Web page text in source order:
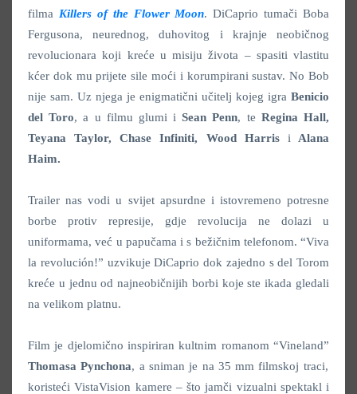
filma Killers of the Flower Moon. DiCaprio tumači Boba
Fergusona, neurednog, duhovitog i krajnje neobičnog
revolucionara koji kreće u misiju života – spasiti vlastitu
kćer dok mu prijete sile moći i korumpirani sustav. No Bob
nije sam. Uz njega je enigmatični učitelj kojeg igra Benicio
del Toro, a u filmu glumi iSean Penn, te Regina Hall,
Teyana Taylor, Chase Infiniti, Wood Harris i Alana
Haim.
Trailer nas vodi u svijet apsurdne i istovremeno potresne
borbe protiv represije, gdje revolucija ne dolazi u
uniformama, već u papučama i s bežičnim telefonom. “Viva
la revolución!” uzvikuje DiCaprio dok zajedno s del Torom
kreće u jednu od najneobičnijih borbi koje ste ikada gledali
na velikom platnu.
Film je djelomično inspiriran kultnim romanom “Vineland”
Thomasa Pynchona, a sniman je na 35 mm filmskoj traci,
koristeći VistaVision kamere – što jamči vizualni spektakl i